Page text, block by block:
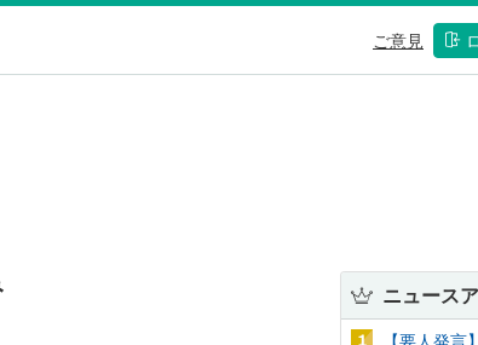
ご意見
ニュース
【要人発